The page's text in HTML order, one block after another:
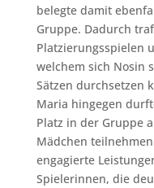
belegte damit
Gruppe. Dadurch
Platzierungsspielen
welchem sich Nosin
Sätzen durchsetzen
Maria hingegen
Platz in der Gruppe
Mädchen
engagierte
Spielerinnen, die